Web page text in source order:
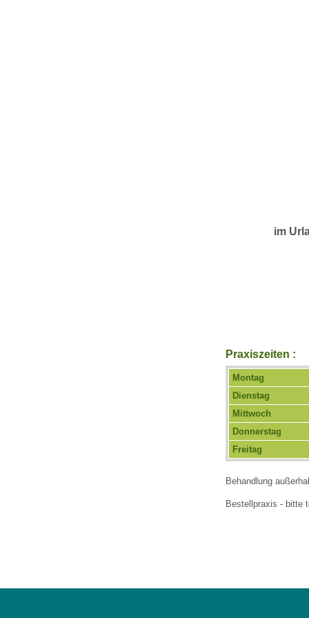
im
Praxiszeiten :
Montag
Dienstag
Mittwoch
Donnerstag
Freitag
Behandlung
Bestellpraxis - bitte